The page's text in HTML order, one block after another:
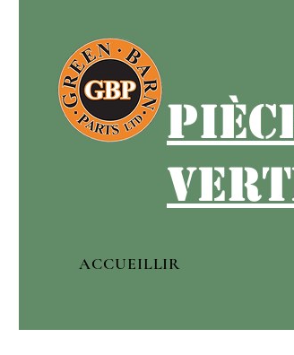
ACCUEILLIR